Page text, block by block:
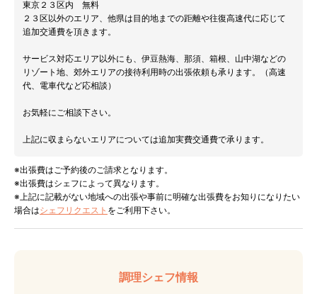
東京２３区内 無料
２３区以外のエリア、他県は目的地までの距離や往復高速代に応じて
追加交通費を頂きます。
サービス対応エリア以外にも、伊豆熱海、那須、箱根、山中湖などの
リゾート地、郊外エリアの接待利用時の出張依頼も承ります。（高速
代、電車代など応相談）
お気軽にご相談下さい。
上記に収まらないエリアについては追加実費交通費で承ります。
※出張費はご予約後のご請求となります。
※出張費はシェフによって異なります。
※上記に記載がない地域への出張や事前に明確な出張費をお知りになりたい
場合はシェフリクエスト をご利用下さい。
調理シェフ情報